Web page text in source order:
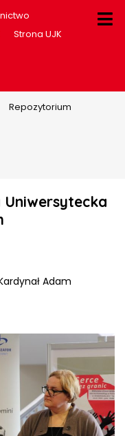
Strona UJK
Repozytorium
Adam